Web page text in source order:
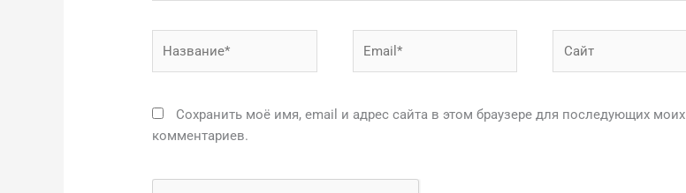
Сохранить моё имя, email и адрес сайта в этом браузере для последующих моих
комментариев.